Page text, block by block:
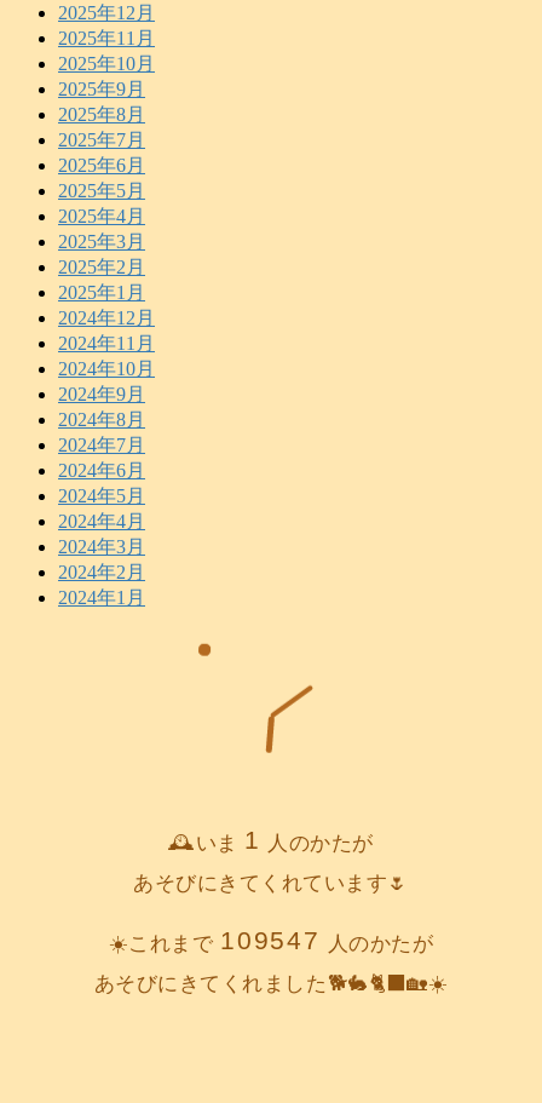
2025年12月
2025年11月
2025年10月
2025年9月
2025年8月
2025年7月
2025年6月
2025年5月
2025年4月
2025年3月
2025年2月
2025年1月
2024年12月
2024年11月
2024年10月
2024年9月
2024年8月
2024年7月
2024年6月
2024年5月
2024年4月
2024年3月
2024年2月
2024年1月
🕰️いま 1 人のかたが
あそびにきてくれています🌷
☀️これまで 109547
人のかたが
あそびにきてくれました🐕️🐇🐈‍⬛🏡☀️